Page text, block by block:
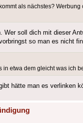
als nächstes?
Wer soll dich mit dieser
so man es nicht
in etwa dem gleicht was ich
hätte man es verlinken